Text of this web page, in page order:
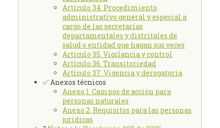
Artículo 34. Procedimiento
administrativo general y especial a
cargo de las secretarías
departamentales y distritales de
salud o entidad que hagan sus veces
Artículo 35. Vigilancia y control
Artículo 36. Transitoriedad
Artículo 37. Vigencia y derogatoria
✅ Anexos técnicos
Anexo 1. Campos de acción para
personas naturales
Anexo 2. Requisitos para las personas
jurídicas